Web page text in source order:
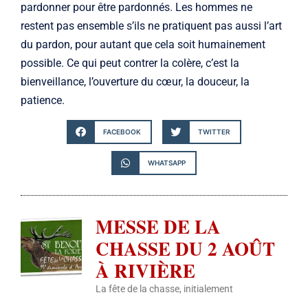
pardonner pour être pardonnés. Les hommes ne
restent pas ensemble s’ils ne pratiquent pas aussi l’art
du pardon, pour autant que cela soit humainement
possible. Ce qui peut contrer la colère, c’est la
bienveillance, l’ouverture du cœur, la douceur, la
patience.
FACEBOOK TWITTER
WHATSAPP
MESSE DE LA
CHASSE DU 2 AOÛT
À RIVIÈRE
La fête de la chasse, initialement